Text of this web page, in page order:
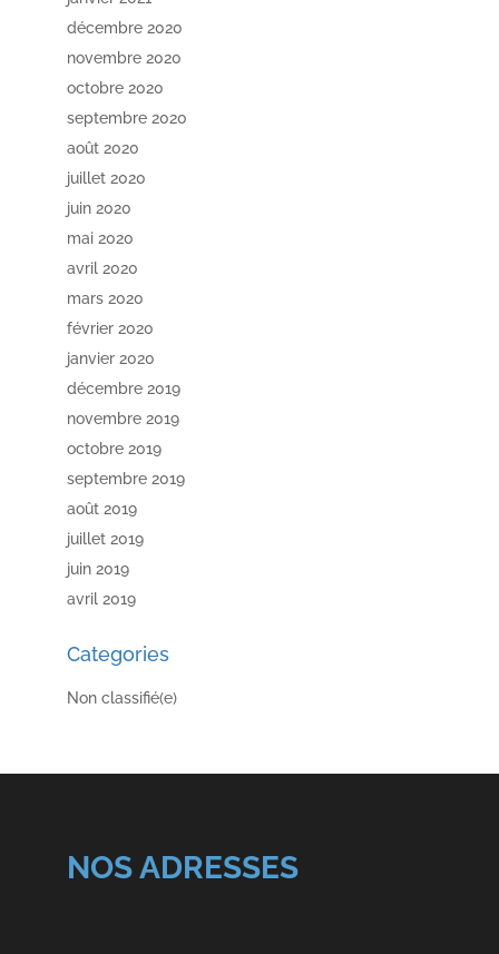
décembre 2020
novembre 2020
octobre 2020
septembre 2020
août 2020
juillet 2020
juin 2020
mai 2020
avril 2020
mars 2020
février 2020
janvier 2020
décembre 2019
novembre 2019
octobre 2019
septembre 2019
août 2019
juillet 2019
juin 2019
avril 2019
Categories
Non classifié(e)
NOS ADRESSES